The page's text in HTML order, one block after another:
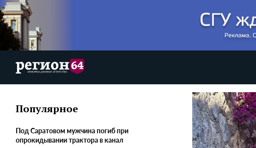
Популярное
Под Саратовом мужчина погиб при
опрокидывании трактора в канал